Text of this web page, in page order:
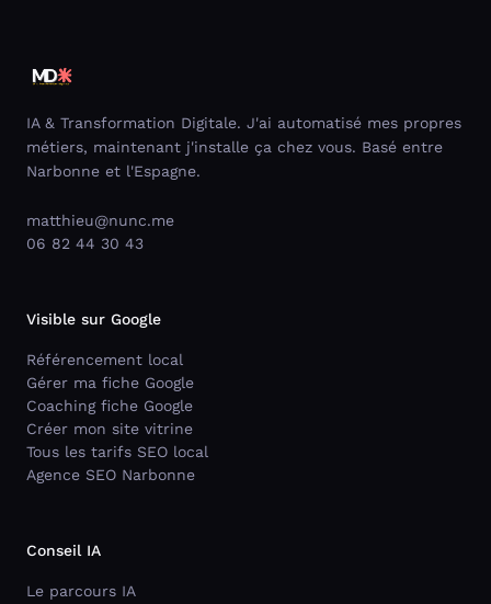
IA & Transformation Digitale. J'ai automatisé mes propres
métiers, maintenant j'installe ça chez vous. Basé entre
Narbonne et l'Espagne.
matthieu@nunc.me
06 82 44 30 43
Visible sur Google
Référencement local
Gérer ma fiche Google
Coaching fiche Google
Créer mon site vitrine
Tous les tarifs SEO local
Agence SEO Narbonne
Conseil IA
Le parcours IA